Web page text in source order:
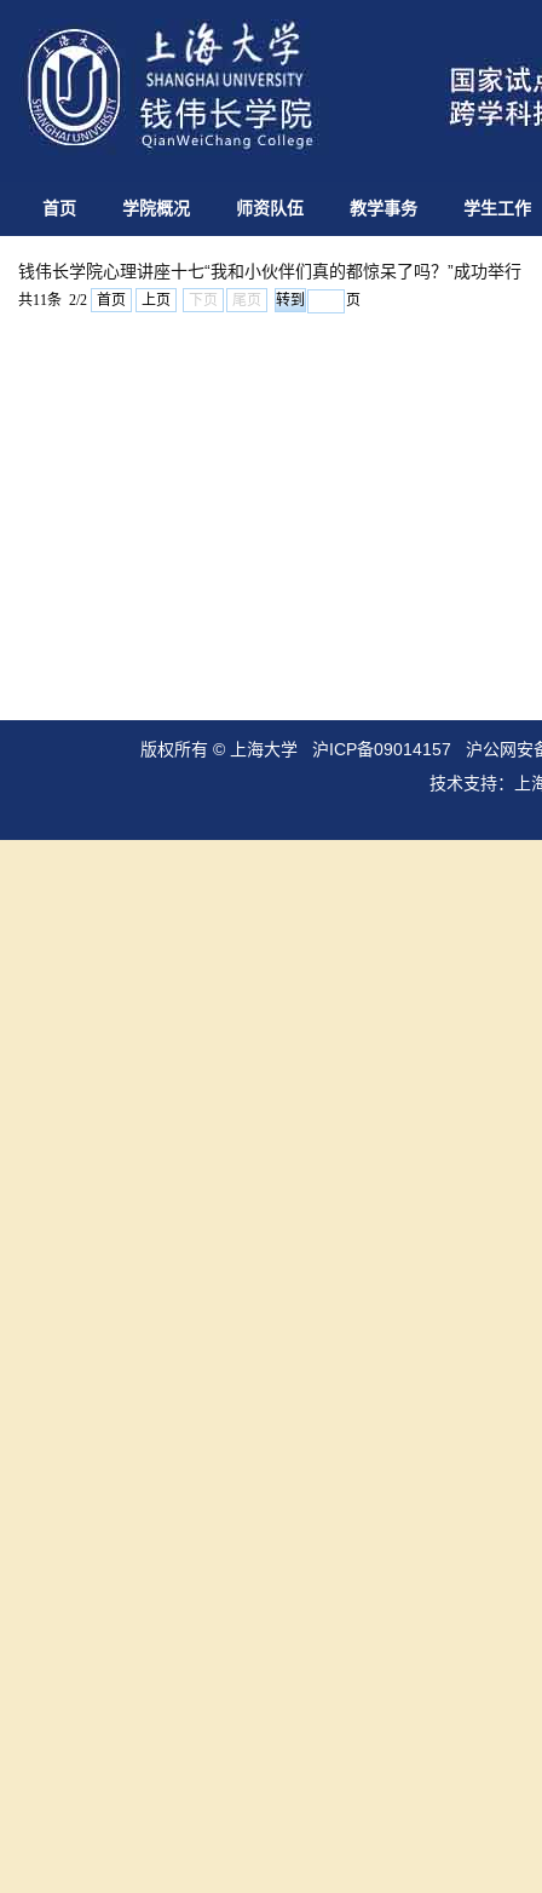
首页 学院概况 师资队伍 教学事务 学生工作
钱伟长学院心理讲座十七“我和小伙伴们真的都惊呆了吗？”成功举行
共11条 2/2 首页 上页 下页 尾页 页
版权所有 ©上海大学 沪ICP备09014157
沪公网安
技术支持：